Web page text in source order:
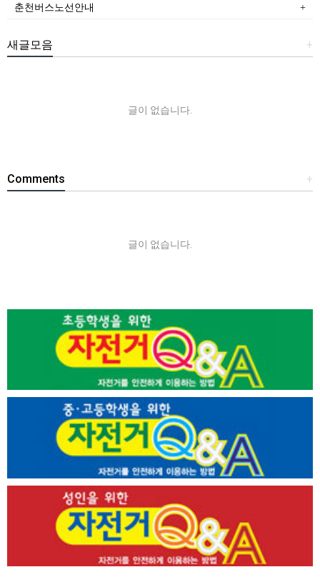
춘천버스노선안내
+
새글모음
글이 없습니다.
+
Comments
글이 없습니다.